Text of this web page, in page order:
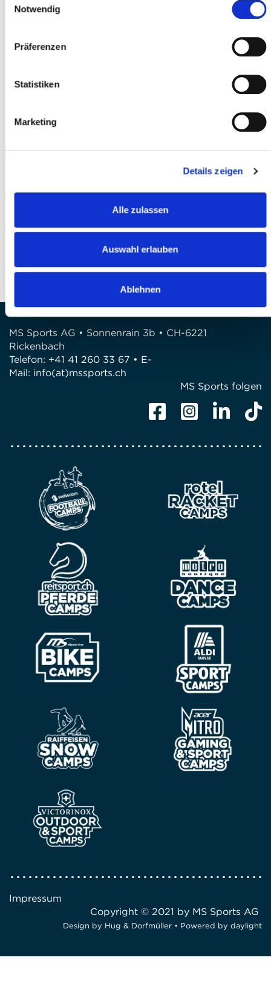
Notwendig
Präferenzen
Statistiken
Marketing
Details zeigen
Alle zulassen
Auswahl erlauben
Ablehnen
Participant
J'accepte les
Avez-vous des questions?
Téléphone: +41 41 260 33 67
E-Mail: info@mssports.ch
MS Sports AG • Sonnenrain 3b • CH-6221
Rickenbach
Telefon: +41 41 260 33 67 • E-
Mail: info(at)mssports.ch
MS Sports folgen
Impressum
Copyright © 2021 by MS Sports AG
Design by Hug & Dorfmüller • Powered by daylight